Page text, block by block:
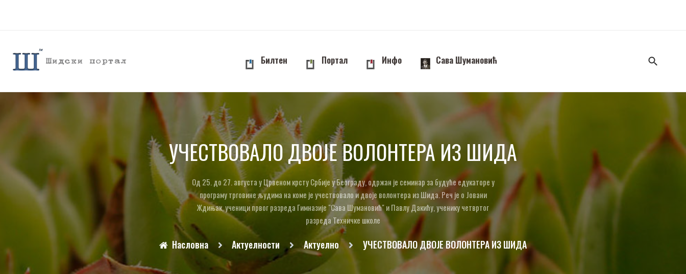
Билтен Портал Инфо Сава Шумановић
УЧЕСТВОВАЛО ДВОЈЕ ВОЛОНТЕРА ИЗ ШИДА
Од 25. до 27. августа у Црвеном крсту Србије у Београду, одржан је семинар за будуће едукаторе у
програму трговине људима на коме је учествовало и двоје волонтера из Шида. Реч је о Јовани
Ждињак, ученици првог разреда Гимназије "Сава Шумановић" и Павлу Дакићу, ученику четвртог
разреда Техничке школе
Насловна Актуелности Актуелно УЧЕСТВОВАЛО ДВОЈЕ ВОЛОНТЕРА ИЗ ШИДА